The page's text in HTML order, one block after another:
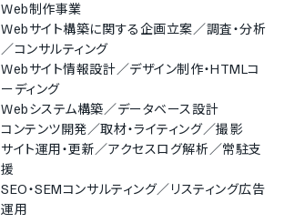
Web制作事業
Webサイト構築に関する企画立案／調査・分析
／コンサルティング
Webサイト情報設計／デザイン制作・HTMLコ
ーディング
Webシステム構築／データベース設計
コンテンツ開発／取材・ライティング／撮影
サイト運用・更新／アクセスログ解析／常駐支
援
SEO・SEMコンサルティング／リスティング広告
運用